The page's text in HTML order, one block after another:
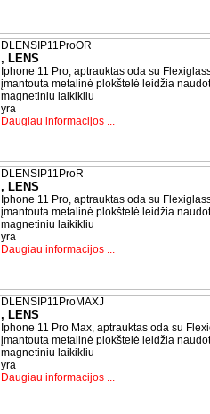
DLENSIP11ProOR
, LENS
Iphone 11 Pro, aptrauktas oda su
įmantouta metalinė plokštelė leidžia
magnetiniu laikikliu
yra
Daugiau informacijos ...
DLENSIP11ProR
, LENS
Iphone 11 Pro, aptrauktas oda su
įmantouta metalinė plokštelė leidžia
magnetiniu laikikliu
yra
Daugiau informacijos ...
DLENSIP11ProMAXJ
, LENS
Iphone 11 Pro Max, aptrauktas oda su
įmantouta metalinė plokštelė leidžia
magnetiniu laikikliu
yra
Daugiau informacijos ...